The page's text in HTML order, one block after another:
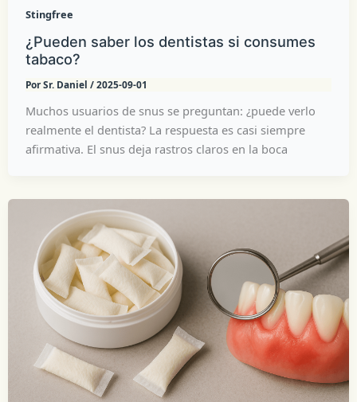
Stingfree
¿Pueden saber los dentistas si consumes
tabaco?
PorSr. Daniel /2025-09-01
Muchos usuarios de snus se preguntan: ¿puede verlo
realmente el dentista? La respuesta es casi siempre
afirmativa. El snus deja rastros claros en la boca